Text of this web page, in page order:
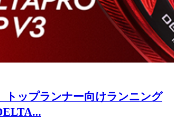
トップランナー向けランニング